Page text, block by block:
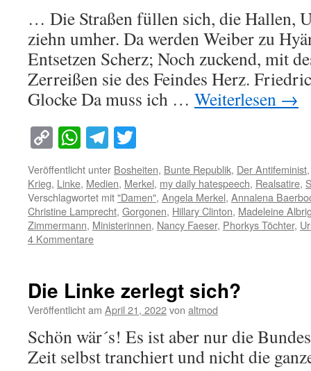
… Die Straßen füllen sich, die Hallen,
ziehn umher. Da werden Weiber zu
Entsetzen Scherz; Noch zuckend, mit
Zerreißen sie des Feindes Herz.
Glocke Da muss ich … Weiterlesen →
Copy
Link
WhatsApp
Telegram
Veröffentlicht unter Bosheiten, Bunte Republik, Der Antifeminist
Krieg, Linke, Medien, Merkel, my daily hatespeech, Realsatire,
Verschlagwortet mit"Damen", Angela Merkel, Annalena
Christine Lamprecht, Gorgonen, Hillary Clinton, Madeleine
Zimmermann, Ministerinnen, Nancy Faeser, Phorkys Töchter,
4 Kommentare
Die Linke zerlegt sich?
Veröffentlicht am April 21, 2022von altmod
Schön wär´s! Es ist aber nur die
Zeit selbst tranchiert und nicht die